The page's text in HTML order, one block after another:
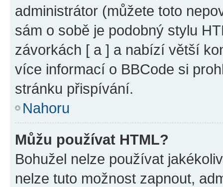
administrátor (můžete toto
sám o sobě je podobný stylu
závorkách [ a ] a nabízí větší
více informací o BBCode si
stránku přispívání.
Nahoru
Můžu používat HTML?
Bohužel nelze používat
nelze tuto možnost zapnout,